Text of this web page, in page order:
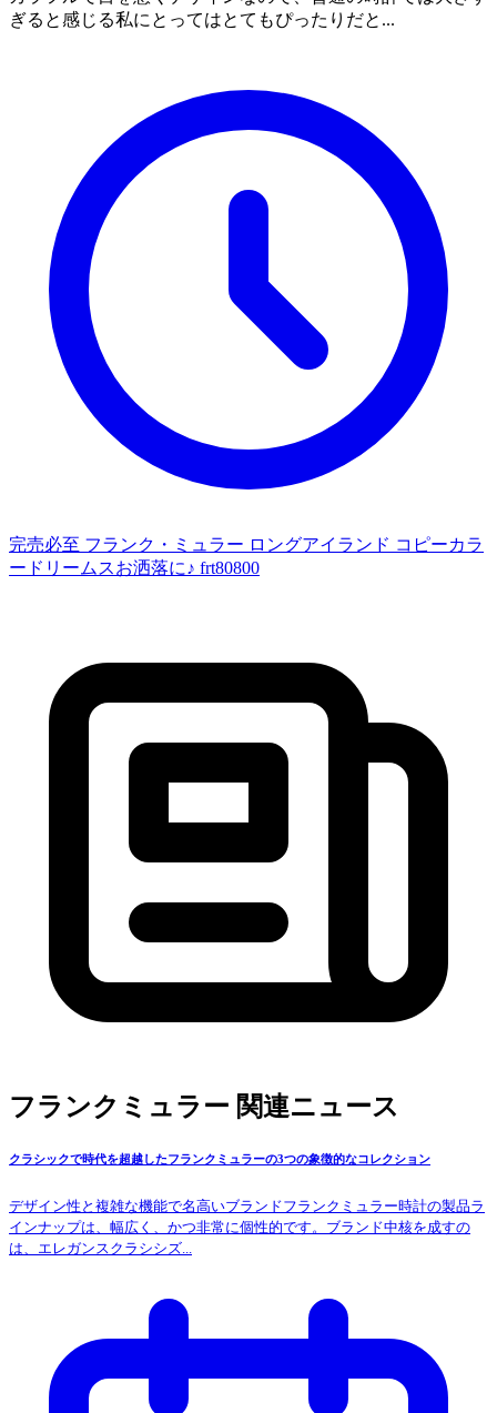
ぎると感じる私にとってはとてもぴったりだと...
完売必至 フランク・ミュラー ロングアイランド コピーカラ
ードリームスお洒落に♪ frt80800
フランクミュラー 関連ニュース
クラシックで時代を超越したフランクミュラーの3つの象徴的なコレクション
デザイン性と複雑な機能で名高いブランドフランクミュラー時計の製品ラ
インナップは、幅広く、かつ非常に個性的です。ブランド中核を成すの
は、エレガンスクラシシズ...